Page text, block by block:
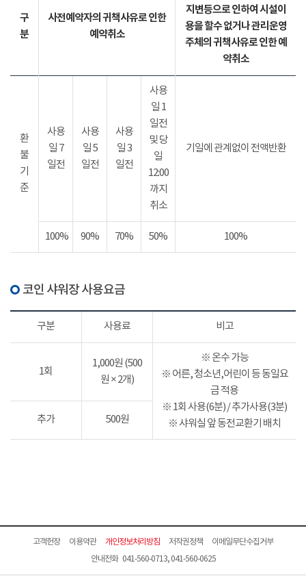
구
분
사전예약자의 귀책사유로 인한
예약취소
지변등으로 인하여 시설이
용을 할수 없거나 관리운영
주체의 귀책사유로 인한 예
약취소
환
불
기
준
사용
일 7
일전
사용
일 5
일전
사용
일 3
일전
사용
일 1
일전
및 당
일
12:00
까지
취소
기일에 관계없이 전액반환
100% 90% 70% 50% 100%
코인 샤워장 사용요금
구분 사용료 비고
1회
1,000원 (500
원 × 2개)
※ 온수 가능
※ 어른, 청소년,어린이 등 동일요
금 적용
※ 1회 사용(6분) / 추가사용(3분)
※ 샤워실 앞 동전교환기 배치
추가 500원
고객헌장 이용약관 개인정보처리방침 저작권정책
이메일무단수집거부
안내전화 041-560-0713, 041-560-0625